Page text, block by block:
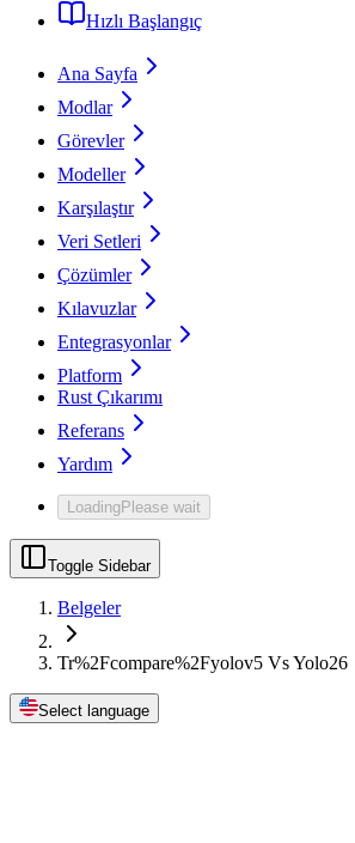
Hızlı Başlangıç
Ana Sayfa
Modlar
Görevler
Modeller
Karşılaştır
Veri Setleri
Çözümler
Kılavuzlar
Entegrasyonlar
Platform
Rust Çıkarımı
Referans
Yardım
LoadingPlease wait
Toggle Sidebar
Belgeler
Tr%2Fcompare%2Fyolov5 Vs Yolo26
Select language